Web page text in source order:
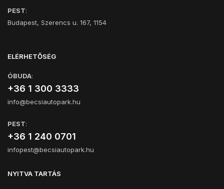
PEST:
Budapest, Szerencs u. 167, 1154
ELÉRHETŐSÉG
ÓBUDA:
+36 1 300 3333
info@becsiautopark.hu
PEST:
+36 1 240 0701
infopest@becsiautopark.hu
NYITVA TARTÁS